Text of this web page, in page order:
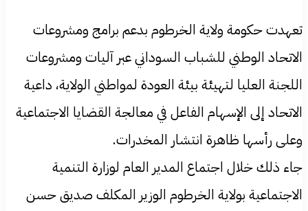
تعهدت حكومة ولاية الخرطوم بدعم برامج ومشروعات
الاتحاد الوطني للشباب السوداني عبر آليات ومشروعات
اللجنة العليا لتهيئة بيئة العودة لمواطني الولاية، داعية
الاتحاد إلى الإسهام الفاعل في معالجة القضايا الاجتماعية
وعلى رأسها ظاهرة انتشار المخدرات.
جاء ذلك خلال اجتماع المدير العام لوزارة التنمية
الاجتماعية بولاية الخرطوم الوزير المكلف صديق حسن